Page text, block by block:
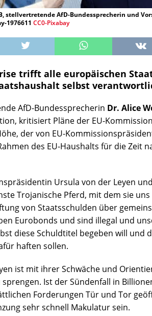
stellvertretende AfD-Bundessprecherin und
1976611 CC0-Pixabay
trifft alle europäischen
selbst
AfD-Bundessprecherin Dr. Alice
kritisiert Pläne der EU-
der von EU-
des EU-Haushalts für die Zeit
Ursula von der Leyen
Trojanische Pferd, mit dem sie
von Staatsschulden über
Eurobonds und sind illegal und
diese Schuldtitel begeben will und
haften sollen.
ist mit ihrer Schwäche und
sprengen. Ist der Sündenfall in
Forderungen Tür und Tor
sehr schnell Makulatur sein.